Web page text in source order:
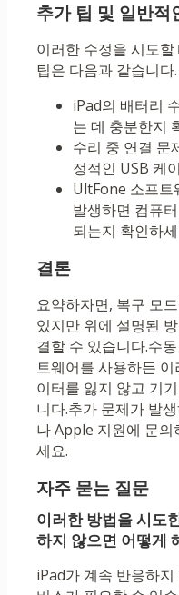
추가 팁 및 일반적
이러한 수정을 시도
팁은 다음과 같습니다.
iPad의 배터리
는 데 충분한지
수리 중 연결 문
정적인 USB 케
UltFone 소프트
발생하면 컴퓨
되는지 확인하
결론
요약하자면, 복구 모
있지만 위에 설명된
결할 수 있습니다.수
트웨어를 사용하든
이터를 잃지 않고 기
니다.추가 문제가 발
나 Apple 지원에 문
세요.
자주 묻는 질문
이러한 방법을 시도
하지 않으면 어떻게
iPad가 계속 반응하